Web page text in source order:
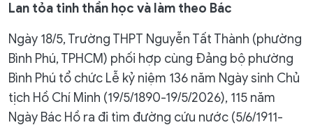
Lan tỏa tinh thần học và làm theo Bác
Ngày 18/5, Trường THPT Nguyễn Tất Thành (phường
Bình Phú, TPHCM) phối hợp cùng Đảng bộ phường
Bình Phú tổ chức Lễ kỷ niệm 136 năm Ngày sinh Chủ
tịch Hồ Chí Minh (19/5/1890-19/5/2026), 115 năm
Ngày Bác Hồ ra đi tìm đường cứu nước (5/6/1911-